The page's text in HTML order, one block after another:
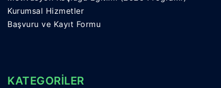
Kurumsal Hizmetler
Başvuru ve Kayıt Formu
KATEGORİLER